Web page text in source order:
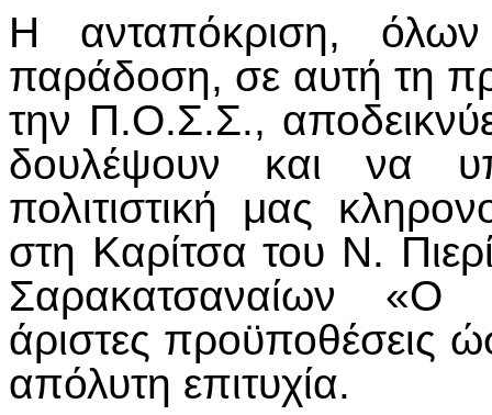
Η ανταπόκριση,
παράδοση, σε αυτή τη
την Π.Ο.Σ.Σ.,
δουλέψουν και να
πολιτιστική μας
στη Καρίτσα του Ν.
Σαρακατσαναίων «Ο
άριστες προϋποθέσεις
απόλυτη επιτυχία.